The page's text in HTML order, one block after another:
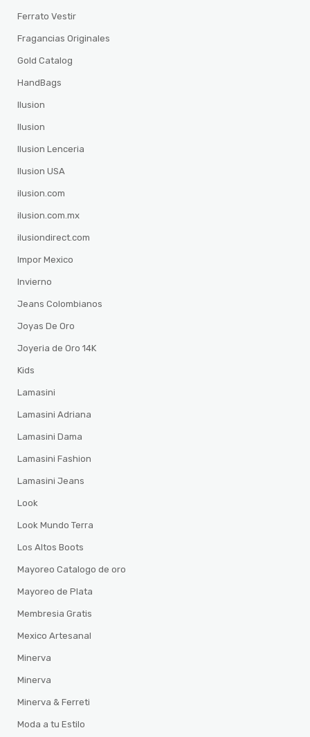
Ferrato Vestir
Fragancias Originales
Gold Catalog
HandBags
Ilusion
Ilusion
Ilusion Lenceria
Ilusion USA
ilusion.com
ilusion.com.mx
ilusiondirect.com
Impor Mexico
Invierno
Jeans Colombianos
Joyas De Oro
Joyeria de Oro 14K
Kids
Lamasini
Lamasini Adriana
Lamasini Dama
Lamasini Fashion
Lamasini Jeans
Look
Look Mundo Terra
Los Altos Boots
Mayoreo Catalogo de oro
Mayoreo de Plata
Membresia Gratis
Mexico Artesanal
Minerva
Minerva
Minerva & Ferreti
Moda a tu Estilo